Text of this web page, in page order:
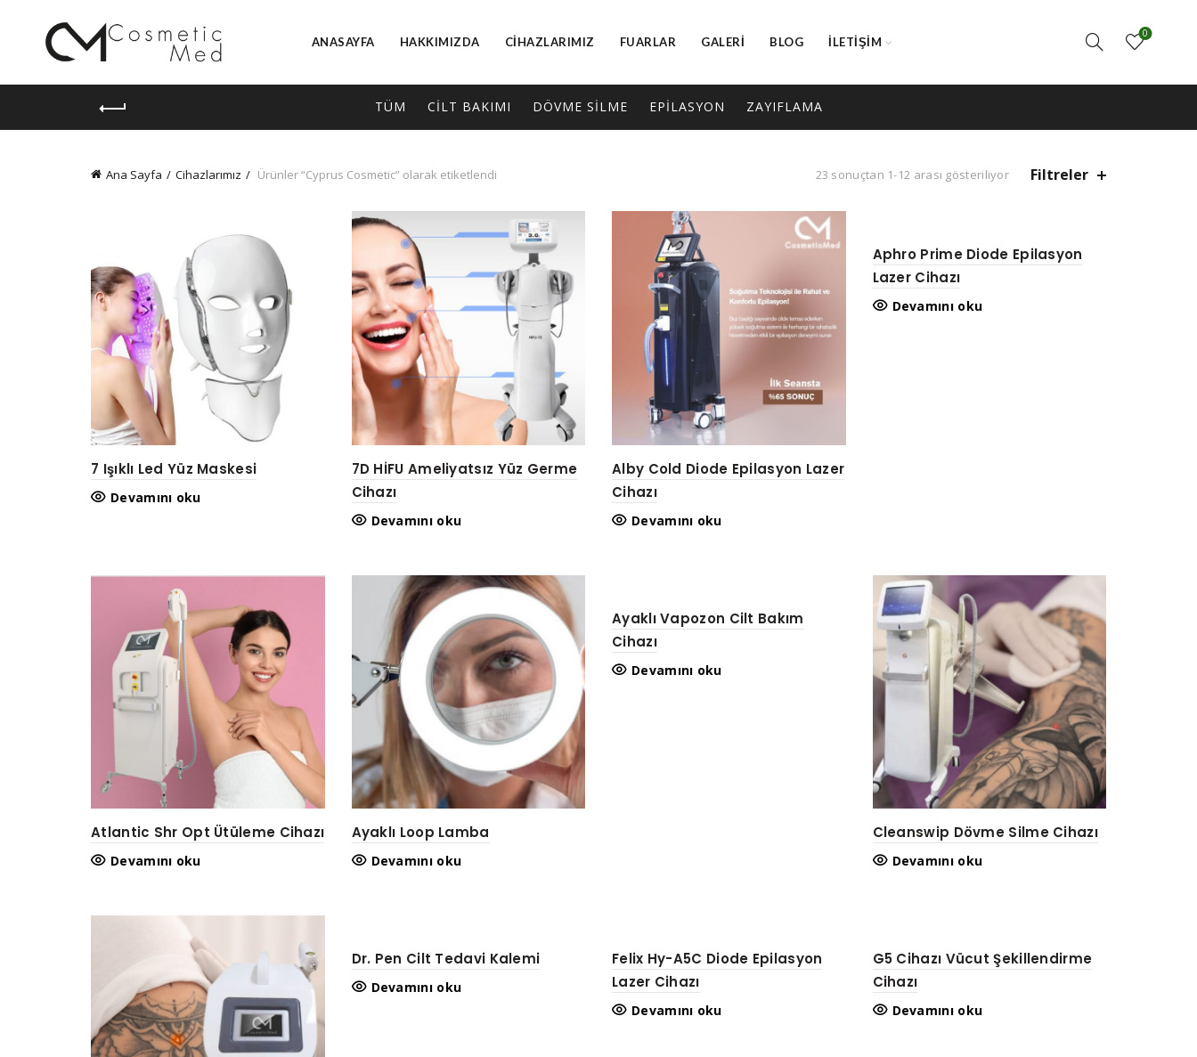
ANASAYFA HAKKIMIZDA CIHAZLARIMIZ FUARLAR GALERI BLOG İLETIŞIM
0
TÜM CİLT BAKIMI DÖVME SİLME EPİLASYON ZAYIFLAMA
Ana Sayfa Cihazlarımız Ürünler “Cyprus Cosmetic” olarak etiketlendi 23 sonuçtan 1-12 arası gösteriliyor Filtreler
7 Işıklı Led Yüz Maskesi
Devamını oku
7D HİFU Ameliyatsız Yüz Germe
Cihazı
Devamını oku
Alby Cold Diode Epilasyon Lazer
Cihazı
Devamını oku
Aphro Prime Diode Epilasyon
Lazer Cihazı
Devamını oku
Atlantic Shr Opt Ütüleme Cihazı
Devamını oku
Ayaklı Loop Lamba
Devamını oku
Ayaklı Vapozon Cilt Bakım
Cihazı
Devamını oku
Cleanswip Dövme Silme Cihazı
Devamını oku
Dr. Pen Cilt Tedavi Kalemi
Devamını oku
Felix Hy-A5C Diode Epilasyon
Lazer Cihazı
Devamını oku
G5 Cihazı Vücut Şekillendirme
Cihazı
Devamını oku